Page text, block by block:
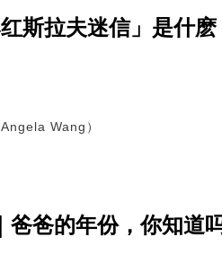
斯拉夫迷信」是什
Wang）
爸爸的年份，你知道